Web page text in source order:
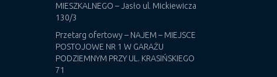
MIESZKALNEGO – Jasło ul. Mickiewicza
130/3
Przetarg ofertowy – NAJEM – MIEJSCE
POSTOJOWE NR 1 W GARAŻU
PODZIEMNYM PRZY UL. KRASIŃSKIEGO
71